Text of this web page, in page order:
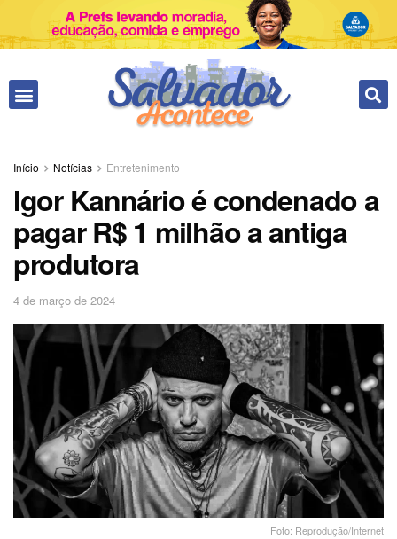
Início Notícias Entretenimento
Igor Kannário é condenado a
pagar R$ 1 milhão a antiga
produtora
4 de março de 2024
Foto: Reprodução/Internet